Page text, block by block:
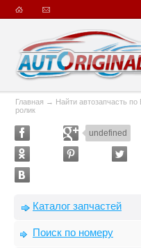
Главная → Найти автозапчасть
ролик
undefined
Каталог запчастей
Поиск по номеру